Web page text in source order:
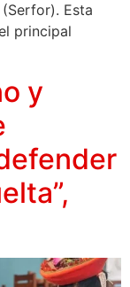
Esta
principal
y